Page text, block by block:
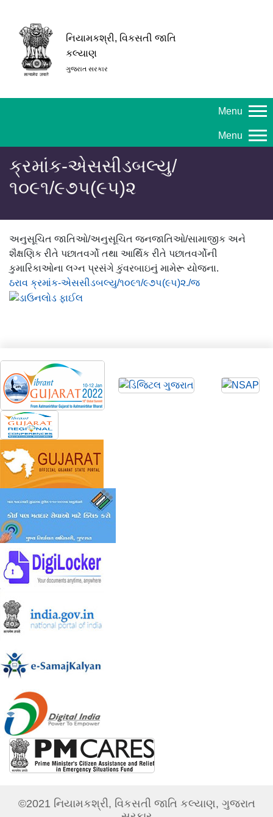
નિયામકશ્રી, વિકસતી જાતિ
કલ્યાણ
ગુજરાત સરકાર
Menu
Menu
ક્રમાંક-એસસીડબલ્યુ/
૧૦૯૧/૯૭૫(૯૫)૨
અનુસૂચિત જાતિઓ/અનુસૂચિત જનજાતિઓ/સામાજીક અને
શૈક્ષણિક રીતે પછાતવર્ગો તથા આર્થિક રીતે પછાતવર્ગોની
કુમારિકાઓના લગ્ન પ્રસંગે કુંવરબાઇનું મામેરૂ યોજના.
ઠરાવ ક્રમાંક-એસસીડબલ્યુ/૧૦૯૧/૯૭૫(૯૫)૨./જ
©2021 નિયામકશ્રી, વિકસતી જાતિ કલ્યાણ, ગુજરાત